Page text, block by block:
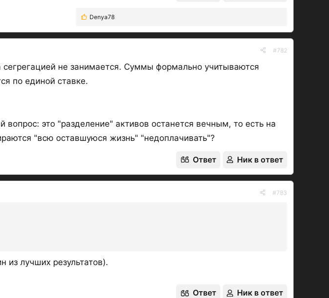
Р
а
и
:
Denya78
#782
не занимается. Суммы формально учитываются
по единой ставке.
это "разделение" активов останется вечным, то есть на
"всю оставшуюся жизнь" "недоплачивать"?
Ответ Ник в ответ
#783
из лучших результатов).
Ответ Ник в ответ